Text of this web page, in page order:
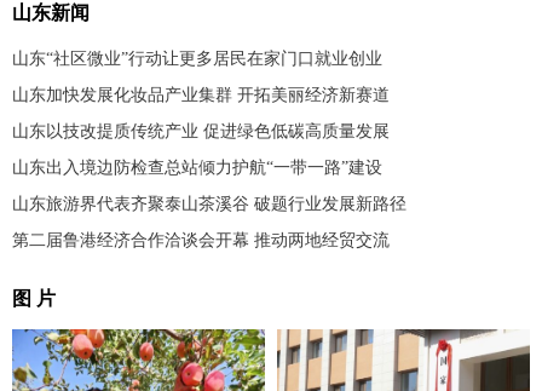
山东新闻
山东“社区微业”行动让更多居民在家门口就业创业
山东加快发展化妆品产业集群 开拓美丽经济新赛道
山东以技改提质传统产业 促进绿色低碳高质量发展
山东出入境边防检查总站倾力护航“一带一路”建设
山东旅游界代表齐聚泰山茶溪谷 破题行业发展新路径
第二届鲁港经济合作洽谈会开幕 推动两地经贸交流
图 片